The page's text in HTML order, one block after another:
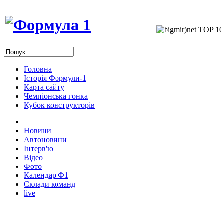
Головна
Історія Формули-1
Карта сайту
Чемпіонська гонка
Кубок конструкторів
Новини
Автоновини
Інтерв'ю
Відео
Фото
Календар Ф1
Склади команд
live